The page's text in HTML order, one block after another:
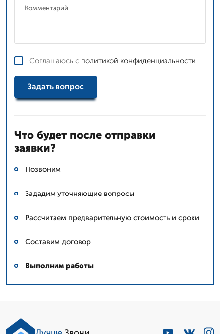
Соглашаюсь с политикой конфиденциальности
Задать вопрос
Что будет после отправки
заявки?
Позвоним
Зададим уточняющие вопросы
Рассчитаем предварительную стоимость и сроки
Составим договор
Выполним работы